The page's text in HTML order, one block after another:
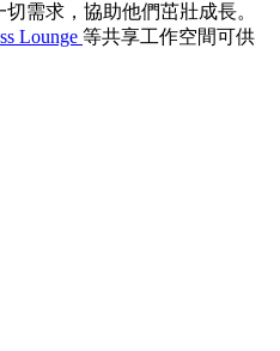
切需求，協助他們茁壯成長。
Lounge 等共享工作空間可供